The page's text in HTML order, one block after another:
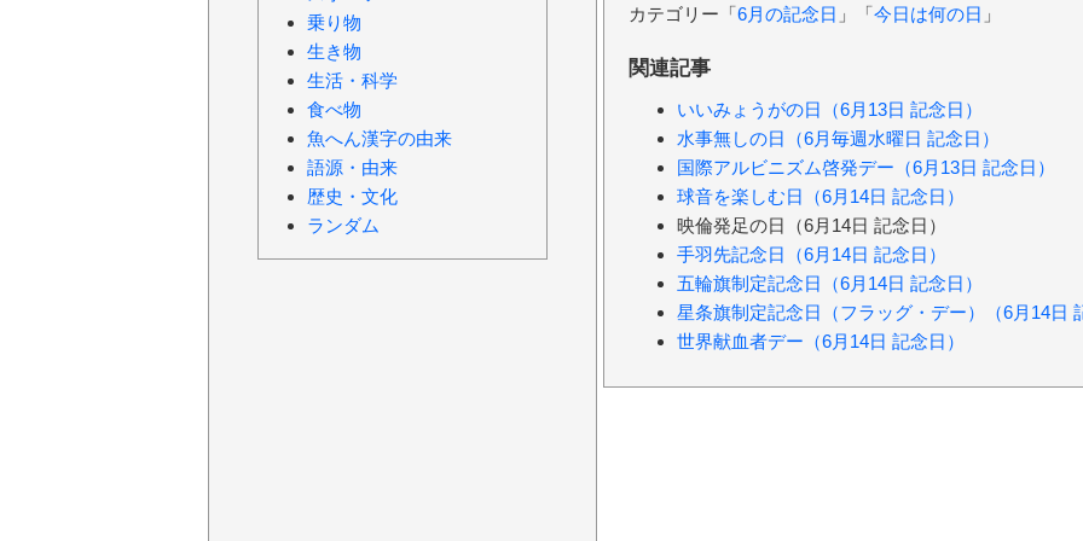
カテゴリー「6月の記念日 」「今日は何の日 」
関連記事
いいみょうがの日（6月13日 記念日）
水事無しの日（6月毎週水曜日 記念日）
国際アルビニズム啓発デー（6月13日 記念日）
球音を楽しむ日（6月14日 記念日）
映倫発足の日（6月14日 記念日）
手羽先記念日（6月14日 記念日）
五輪旗制定記念日（6月14日 記念日）
星条旗制定記念日（フラッグ・デー）（6月14日
世界献血者デー（6月14日 記念日）
乗り物
生き物
生活・科学
食べ物
魚へん漢字の由来
語源・由来
歴史・文化
ランダム